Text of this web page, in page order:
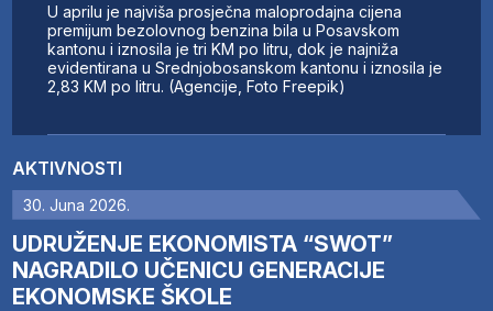
AKTIVNOSTI
30. Juna 2026.
UDRUŽENJE EKONOMISTA “SWOT”
NAGRADILO UČENICU GENERACIJE
EKONOMSKE ŠKOLE
U aprilu je najviša prosječna maloprodajna cijena
premijum bezolovnog benzina bila u Posavskom
kantonu i iznosila je tri KM po litru, dok je najniža
evidentirana u Srednjobosanskom kantonu i iznosila je
2,83 KM po litru. (Agencije, Foto Freepik)